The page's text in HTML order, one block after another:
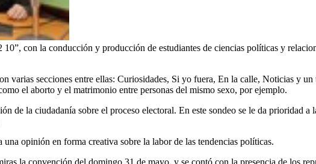
con la conducción y producción de estudiantes de ciencias políticas y
varias secciones entre ellas: Curiosidades, Si yo fuera, En la calle, Noticias y
el aborto y el matrimonio entre personas del mismo sexo, por ejemplo.
de la ciudadanía sobre el proceso electoral. En este sondeo se le da prioridad a
opinión en forma creativa sobre la labor de las tendencias políticas.